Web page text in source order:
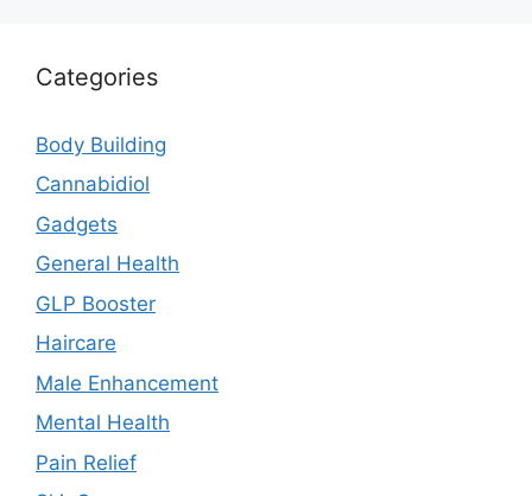
Categories
Body Building
Cannabidiol
Gadgets
General Health
GLP Booster
Haircare
Male Enhancement
Mental Health
Pain Relief